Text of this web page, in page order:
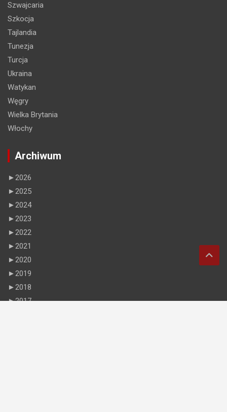
Szwajcaria
Szkocja
Tajlandia
Tunezja
Turcja
Ukraina
Watykan
Węgry
Wielka Brytania
Włochy
Archiwum
►2026
►2025
►2024
►2023
►2022
►2021
►2020
►2019
►2018
►2017